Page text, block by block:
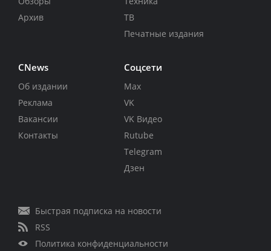
Архив
ТВ
Печатные издания
CNews
Об издании
Реклама
Вакансии
Контакты
Соцсети
Max
VK
VK Видео
Rutube
Telegram
Дзен
Быстрая подписка на новости
RSS
Политика конфиденциальности